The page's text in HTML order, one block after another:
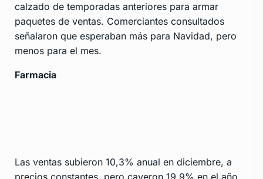
calzado de temporadas anteriores para armar
paquetes de ventas. Comerciantes consultados
señalaron que esperaban más para Navidad, pero
menos para el mes.
Farmacia
Las ventas subieron 10,3% anual en diciembre, a
precios constantes, pero cayeron 19,9% en el año.